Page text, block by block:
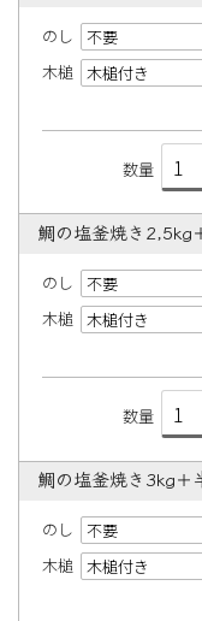
のし
木槌
数量
鯛の塩釜焼き2,5kg
のし
木槌
数量
鯛の塩釜焼き3kg＋
のし
木槌